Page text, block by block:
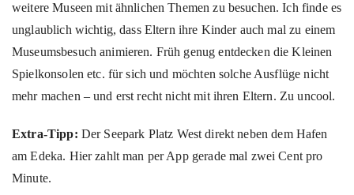
weitere Museen mit ähnlichen Themen zu besuchen. Ich finde es
unglaublich wichtig, dass Eltern ihre Kinder auch mal zu einem
Museumsbesuch animieren. Früh genug entdecken die Kleinen
Spielkonsolen etc. für sich und möchten solche Ausflüge nicht
mehr machen – und erst recht nicht mit ihren Eltern. Zu uncool.
Extra-Tipp: Der Seepark Platz West direkt neben dem Hafen
am Edeka. Hier zahlt man per App gerade mal zwei Cent pro
Minute.